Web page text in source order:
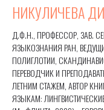
НИКУЛИЧЕВА
Д.Ф.Н., ПРОФЕССОР, ЗАВ.
ЯЗЫКОЗНАНИЯ РАН,
ПОЛИГЛОТИИ,
ПЕРЕВОДЧИК И
ЛЕТНИМ СТАЖЕМ, АВТОР
ЯЗЫКАМ: